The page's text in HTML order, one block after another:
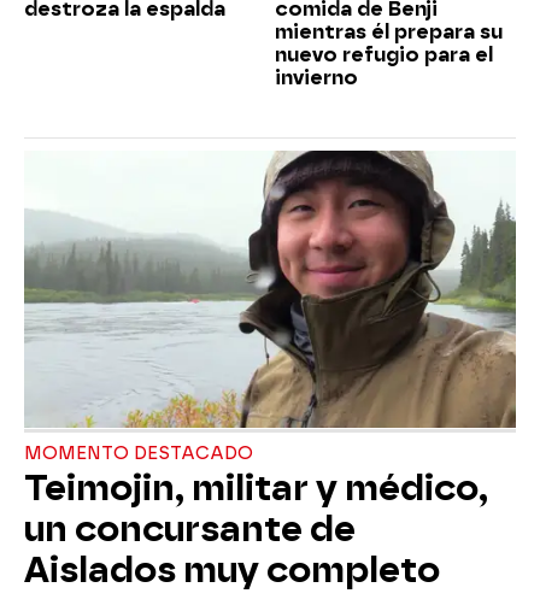
destroza la espalda
comida de Benji
mientras él prepara su
nuevo refugio para el
invierno
MOMENTO DESTACADO
Teimojin, militar y médico,
un concursante de
Aislados muy completo